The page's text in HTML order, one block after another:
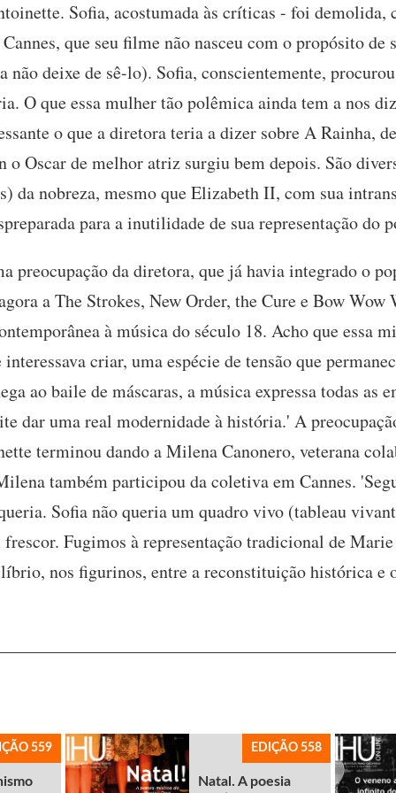
Sofia, acostumada às críticas - foi demolida,
que seu filme não nasceu com o propósito de
deixe de sê-lo). Sofia, conscientemente,
O que essa mulher tão polêmica ainda tem a nos
o que a diretora teria a dizer sobre A Rainha,
Oscar de melhor atriz surgiu bem depois. São
da nobreza, mesmo que Elizabeth II, com sua
para a inutilidade de sua representação do
preocupação da diretora, que já havia integrado o
a The Strokes, New Order, the Cure e Bow
à música do século 18. Acho que essa
criar, uma espécie de tensão que
ao baile de máscaras, a música expressa todas as
dar uma real modernidade à história.' A
terminou dando a Milena Canonero, veterana
também participou da coletiva em Cannes.
Sofia não queria um quadro vivo (tableau
frescor. Fugimos à representação tradicional de
nos figurinos, entre a reconstituição histórica e
559 EDIÇÃO 558
Natal. A poesia